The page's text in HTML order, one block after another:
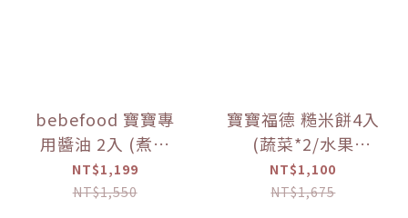
bebefood 寶寶專
用醬油 2入 (煮湯
*1+沾用*1)
+bebefood 兒童調
NT$1,199
NT$1,550
寶寶福德 糙米餅4入
(蔬菜*2/水果
*2)+Hibebe寶寶粥
( 蓮藕雞肉粥 )*1盒
NT$1,100
NT$1,675